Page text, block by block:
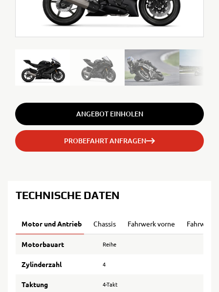
ANGEBOT EINHOLEN
PROBEFAHRT ANFRAGEN
TECHNISCHE DATEN
Motor und Antrieb Chassis Fahrwerk vorne Fahrwerk
Motorbauart Reihe
Zylinderzahl 4
Taktung 4-Takt